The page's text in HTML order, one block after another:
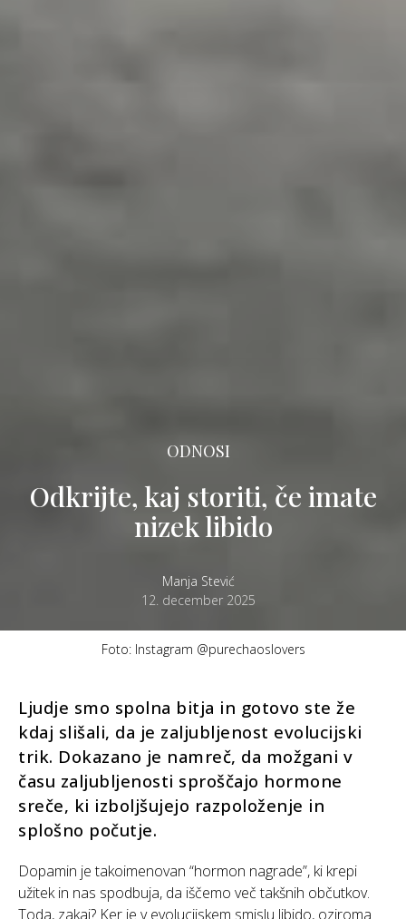
ODNOSI
Odkrijte, kaj storiti, če imate
nizek libido
Manja Stević
12. december 2025
Foto: Instagram @purechaoslovers
Ljudje smo spolna bitja in gotovo ste že
kdaj slišali, da je zaljubljenost evolucijski
trik. Dokazano je namreč, da možgani v
času zaljubljenosti sproščajo hormone
sreče, ki izboljšujejo razpoloženje in
splošno počutje.
Dopamin je takoimenovan “hormon nagrade”, ki krepi
užitek in nas spodbuja, da iščemo več takšnih občutkov.
Toda, zakaj? Ker je v evolucijskem smislu libido, oziroma